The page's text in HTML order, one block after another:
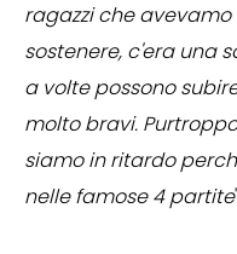
ragazzi che
sostenere, c'era una
a volte possono
molto bravi.
siamo in ritardo
nelle famose 4 partite